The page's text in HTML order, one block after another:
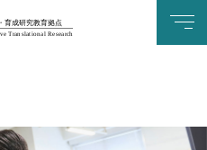
育成研究教育拠点
Translational Research